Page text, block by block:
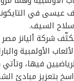
عيسى في
السيف.
شركة أليانز
الأولمبية
فيها،
بتعزيز مبادئ